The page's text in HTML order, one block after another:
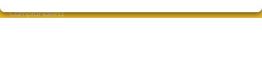
Comprar lotería